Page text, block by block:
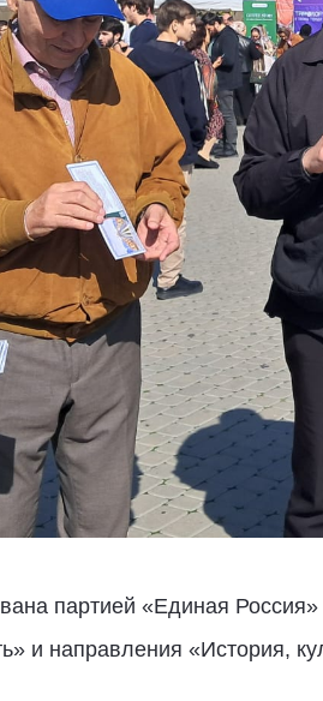
партией «Единая
и направления «История,